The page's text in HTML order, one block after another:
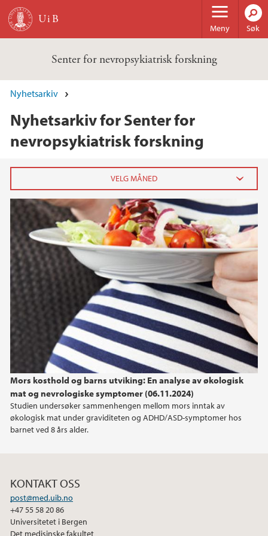
Hopp til hovedinnhold
Meny Søk
Senter for nevropsykiatrisk forskning
Nyhetsarkiv
Nyhetsarkiv for Senter for
nevropsykiatrisk forskning
Mors kosthold og barns utviking: En analyse av økologisk
mat og nevrologiske symptomer (06.11.2024)
Studien undersøker sammenhengen mellom mors inntak av
økologisk mat under graviditeten og ADHD/ASD-symptomer hos
barnet ved 8 års alder.
2024
november (1)
2022
2021
2019
2017
2016
KONTAKT OSS
post@med.uib.no
+47 55 58 20 86
Universitetet i Bergen